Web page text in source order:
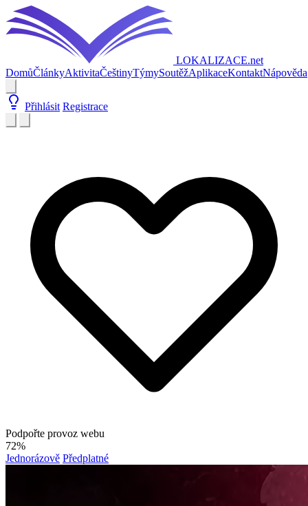
LOKALIZACE.net
DomůČlánkyAktivitaČeštinyTýmySoutěžAplikaceKontaktNápověda
Přihlásit Registrace
Podpořte provoz webu
72%
Jednorázově Předplatné